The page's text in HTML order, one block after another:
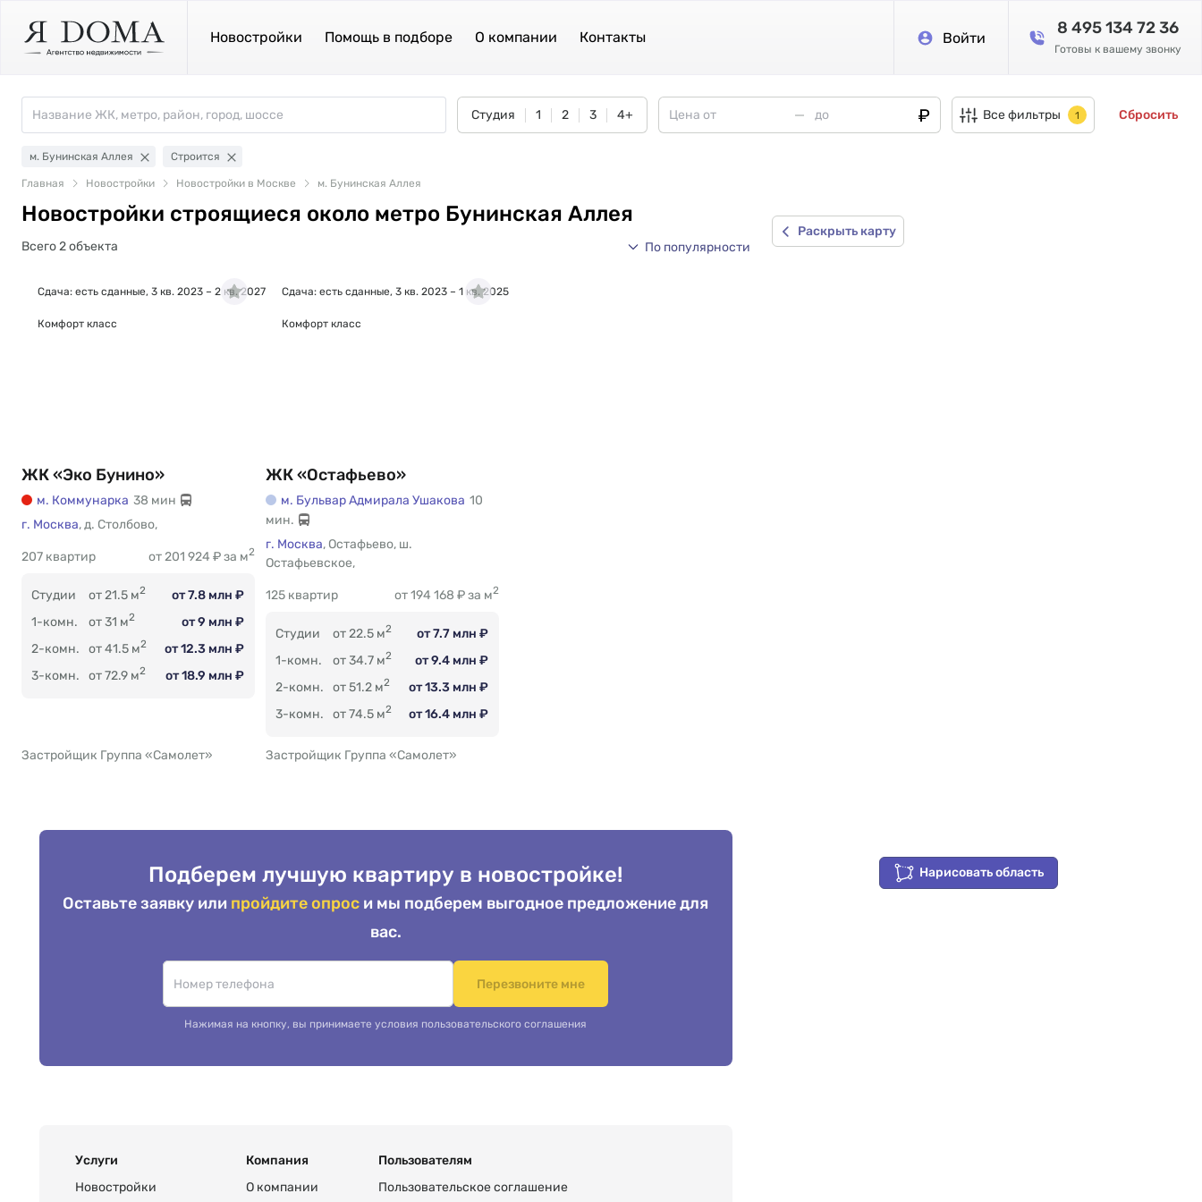
Новостройки Помощь в подборе О компании Контакты Войти
8 495 134 72 36
Готовы к вашему звонку
Студия 1 2 3 4+ Все фильтры 1 Сбросить
м. Бунинская Аллея Строится
Главная Новостройки Новостройки в Москве м. Бунинская Аллея
Нарисовать область
Раскрыть карту
Новостройки строящиеся около метро Бунинская Аллея
Всего 2 объекта По популярности
ЖК «Эко Бунино»
м. Коммунарка 38 мин
г. Москва,д. Столбово,
207 квартир
Есть
от 201 924 ₽ за м2
Студии от 21.5 м2
от 7.8 млн ₽
1-комн.
от 31 м2
от 9 млн ₽
2-комн.
от 41.5 м2
от 12.3 млн ₽
3-комн.
от 72.9 м2 от 18.9 млн ₽
Застройщик Группа «Самолет»
Сдача: есть сданные, 3 кв. 2023 – 2 кв. 2027
Комфорт класс
ЖК «Остафьево»
м. Бульвар Адмирала Ушакова 10
мин.
г. Москва, Остафьево, ш.
Остафьевское,
125 квартир
Есть
от 194 168 ₽ за м2
Студии от 22.5 м2
от 7.7 млн ₽
1-комн.
от 34.7 м2
от 9.4 млн ₽
2-комн.
от 51.2 м2
от 13.3 млн ₽
3-комн.
от 74.5 м2 от 16.4 млн ₽
Застройщик Группа «Самолет»
Сдача: есть сданные, 3 кв. 2023 – 1 кв. 2025
Комфорт класс
Подберем лучшую квартиру в новостройке!
Оставьте заявку или пройдите опрос и мы подберем выгодное предложение для
вас.
Перезвоните мне
Нажимая на кнопку, вы принимаете условия пользовательского соглашения
Услуги
Новостройки
Компания
О компании
Пользователям
Пользовательское соглашение